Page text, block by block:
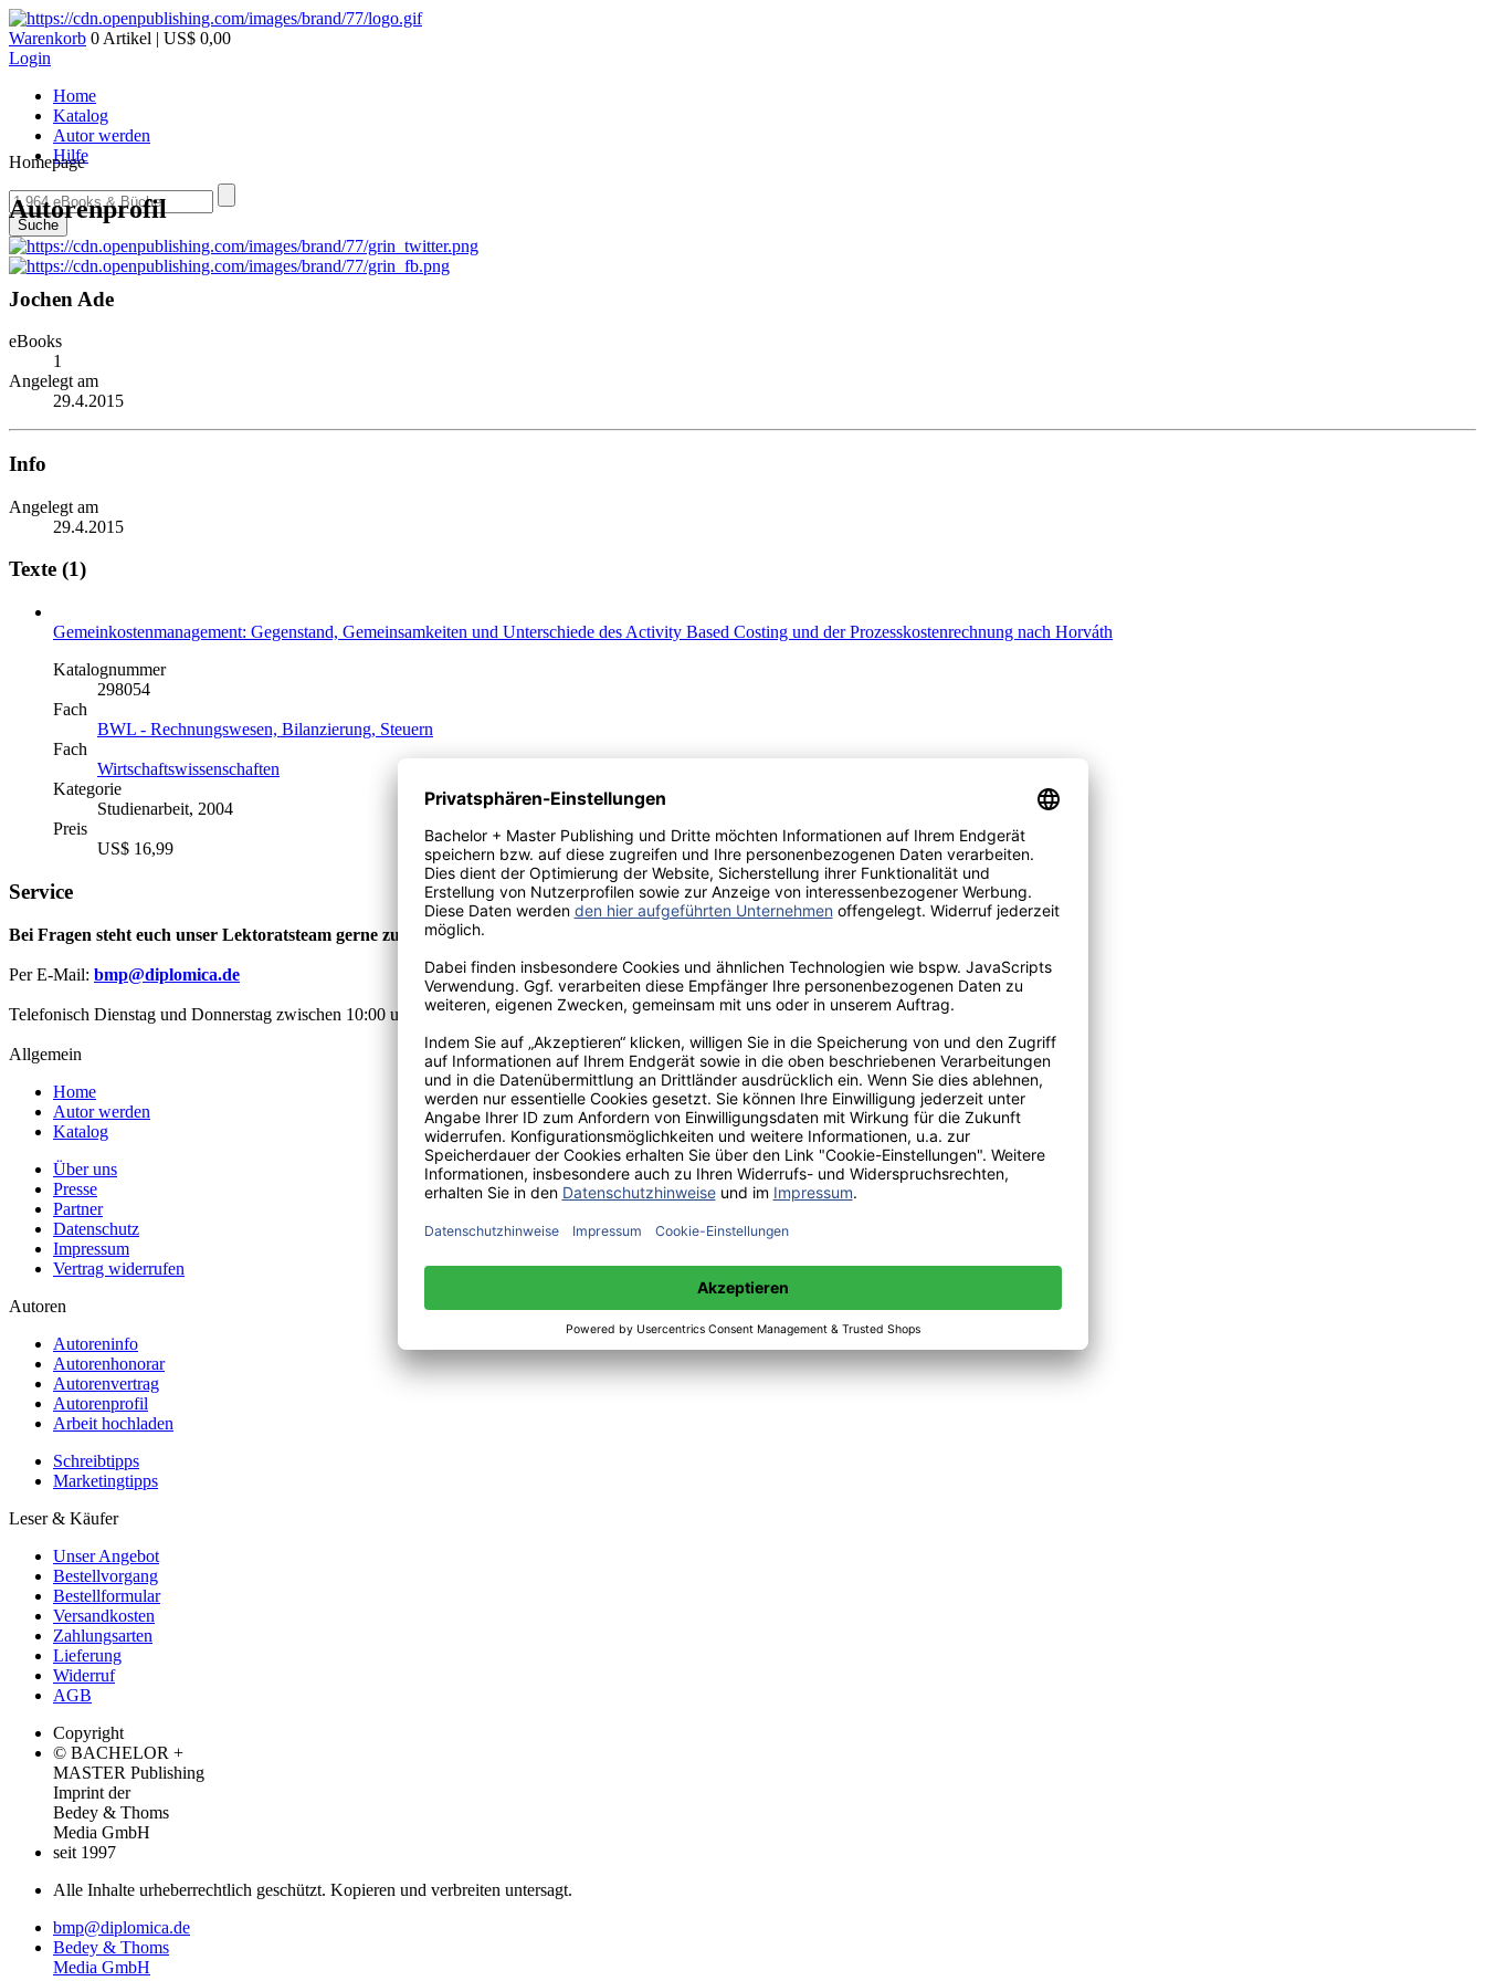
Warenkorb 0 Artikel | US$ 0,00
Login
Home
Katalog
Autor werden
Hilfe
Suche
Homepage
Autorenprofil
Jochen Ade
eBooks
1
Angelegt am
29.4.2015
Info
Angelegt am
29.4.2015
Texte (1)
Gemeinkostenmanagement: Gegenstand, Gemeinsamkeiten und Unterschiede des Activity Based Costing und der Prozesskostenrechnung nach Horváth
Katalognummer
298054
Fach
BWL - Rechnungswesen, Bilanzierung, Steuern
Fach
Wirtschaftswissenschaften
Kategorie
Studienarbeit, 2004
Preis
US$ 16,99
Service
Bei Fragen steht euch unser Lektoratsteam gerne zur Verfügung:
Per E-Mail: bmp@diplomica.de
Telefonisch Dienstag und Donnerstag zwischen 10:00 und 12:00 Uhr sowie Mittwoch 14:00 bis 15:00 Uhr:+49(0)176-85996762
Allgemein
Home
Autor werden
Katalog
Über uns
Presse
Partner
Datenschutz
Impressum
Vertrag widerrufen
Autoren
Autoreninfo
Autorenhonorar
Autorenvertrag
Autorenprofil
Arbeit hochladen
Schreibtipps
Marketingtipps
Leser & Käufer
Unser Angebot
Bestellvorgang
Bestellformular
Versandkosten
Zahlungsarten
Lieferung
Widerruf
AGB
Copyright
© BACHELOR +
MASTER Publishing
Imprint der
Bedey & Thoms
Media GmbH
seit 1997
Alle Inhalte urheberrechtlich geschützt. Kopieren und verbreiten untersagt.
bmp@diplomica.de
Bedey & Thoms
Media GmbH